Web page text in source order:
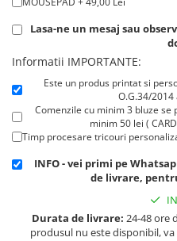
Cadouri Traditionale Romanesti
8 Martie
Cadouri Iubitori de animale
Cadouri GRAVIDE
Cadouri pentru sportivi
Cadouri Pensionare
Cadouri pentru Doctori
Martisoare
Lasa-ne un mesaj sau
Informatii IMPORTANTE:
Este un produs printat si
O.G.34/
Comenzile cu minim 3 bluze se
minim 50 lei (
Timp procesare tricouri
INFO - vei primi pe
de livrare,
Durata de livrare: 24-48 ore
produsul nu este disponibil,